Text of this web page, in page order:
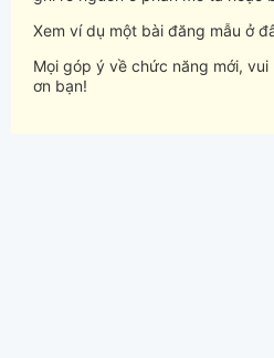
Xem ví dụ một bài đăng mẫu ở
Mọi góp ý về chức năng mới, vui
ơn bạn!